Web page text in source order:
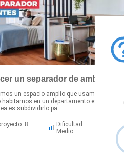
un separador de ambientes
un espacio amplio que usamos como
en un departamento estudio,
es subdividirlo pa...
8
Dificultad:
Medio